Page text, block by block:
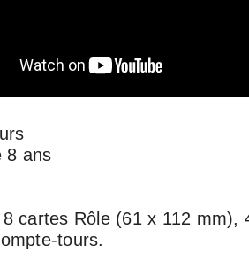
8 ans
cartes Rôle (61 x 112
tours.